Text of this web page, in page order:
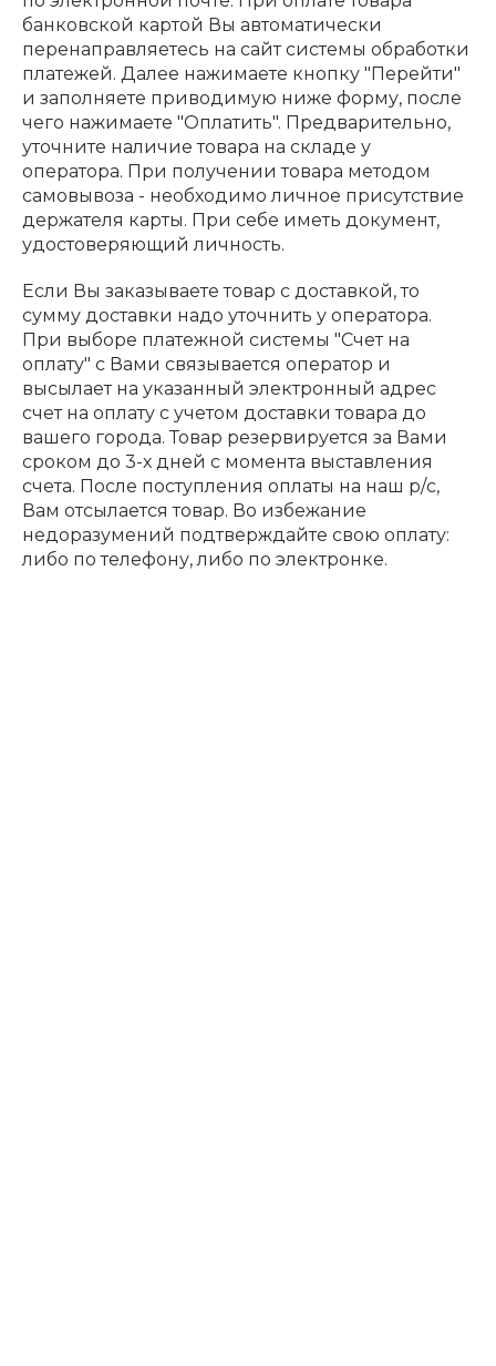
банковской картой Вы автоматически
перенаправляетесь на сайт системы обработки
платежей. Далее нажимаете кнопку "Перейти"
и заполняете приводимую ниже форму, после
чего нажимаете "Оплатить". Предварительно,
уточните наличие товара на складе у
оператора. При получении товара методом
самовывоза - необходимо личное присутствие
держателя карты. При себе иметь документ,
удостоверяющий личность.
Если Вы заказываете товар с доставкой, то
сумму доставки надо уточнить у оператора.
При выборе платежной системы "Счет на
оплату" с Вами связывается оператор и
высылает на указанный электронный адрес
счет на оплату с учетом доставки товара до
вашего города. Товар резервируется за Вами
сроком до 3-х дней с момента выставления
счета. После поступления оплаты на наш р/с,
Вам отсылается товар. Во избежание
недоразумений подтверждайте свою оплату:
либо по телефону, либо по электронке.